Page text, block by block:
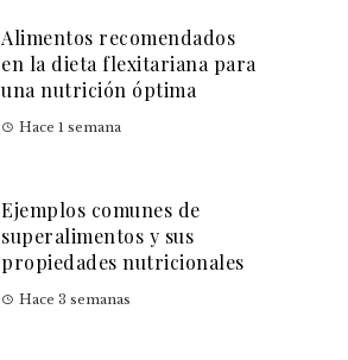
Alimentos recomendados
en la dieta flexitariana para
una nutrición óptima
Hace 1 semana
Ejemplos comunes de
superalimentos y sus
propiedades nutricionales
Hace 3 semanas